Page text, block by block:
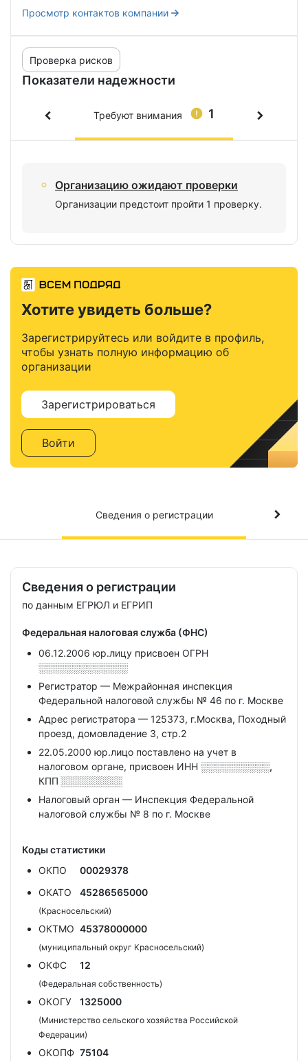
Просмотр контактов компании
Показатели надежности
Проверка рисков
1
Требуют внимания
Организацию ожидают проверки
Организации предстоит пройти 1 проверку.
Хотите увидеть больше?
Зарегистрируйтесь или войдите в профиль,
чтобы узнать полную информацию об
организации
Зарегистрироваться
Войти
Сведения о регистрации
Сведения о регистрации
по данным ЕГРЮЛ и ЕГРИП
Федеральная налоговая служба (ФНС)
06.12.2006 юр.лицу присвоен ОГРН
░░░░░░░░░░░░░
Регистратор — Межрайонная инспекция
Федеральной налоговой службы № 46 по г. Москве
Адрес регистратора — 125373, г.Москва, Походный
проезд, домовладение 3, стр.2
22.05.2000 юр.лицо поставлено на учет в
налоговом органе, присвоен ИНН ░░░░░░░░░░,
КПП ░░░░░░░░░
Налоговый орган — Инспекция Федеральной
налоговой службы № 8 по г. Москве
Коды статистики
ОКПО
00029378
ОКАТО
45286565000
(Красносельский)
ОКТМО 45378000000
(муниципальный округ Красносельский)
ОКФС 12
(Федеральная собственность)
ОКОГУ 1325000
(Министерство сельского хозяйства Российской
Федерации)
ОКОПФ 75104